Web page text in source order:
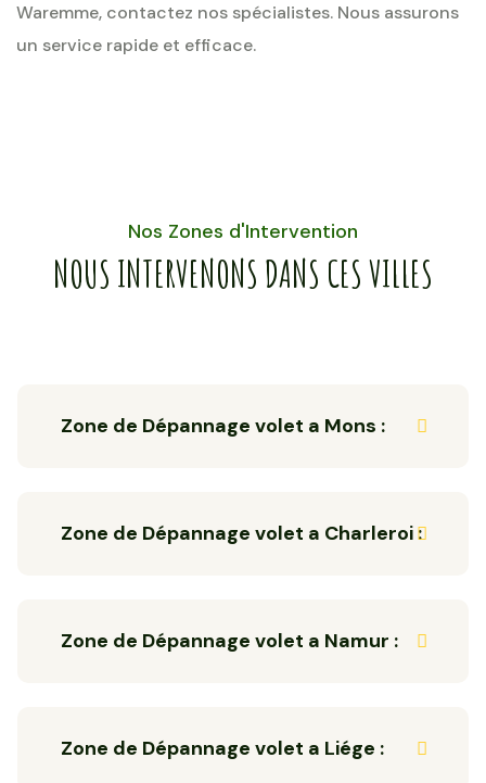
Waremme, contactez nos spécialistes. Nous assurons
un service rapide et efficace.
Nos Zones d'Intervention
NOUS INTERVENONS DANS CES VILLES
Zone de Dépannage volet a Mons :
Zone de Dépannage volet a Charleroi :
Zone de Dépannage volet a Namur :
Zone de Dépannage volet a Liége :